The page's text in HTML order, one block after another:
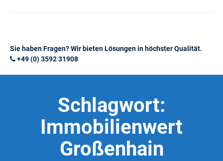
Sie haben Fragen? Wir bieten Lösungen in höchster Qualität.
+49 (0) 3592 31908
Schlagwort:
Immobilienwert
Großenhain